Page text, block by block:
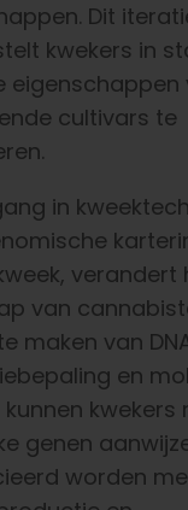
Dit
kwekers in
eigenschappen
cultivars te
in
verandert
van
maken van
en
kwekers
genen
worden